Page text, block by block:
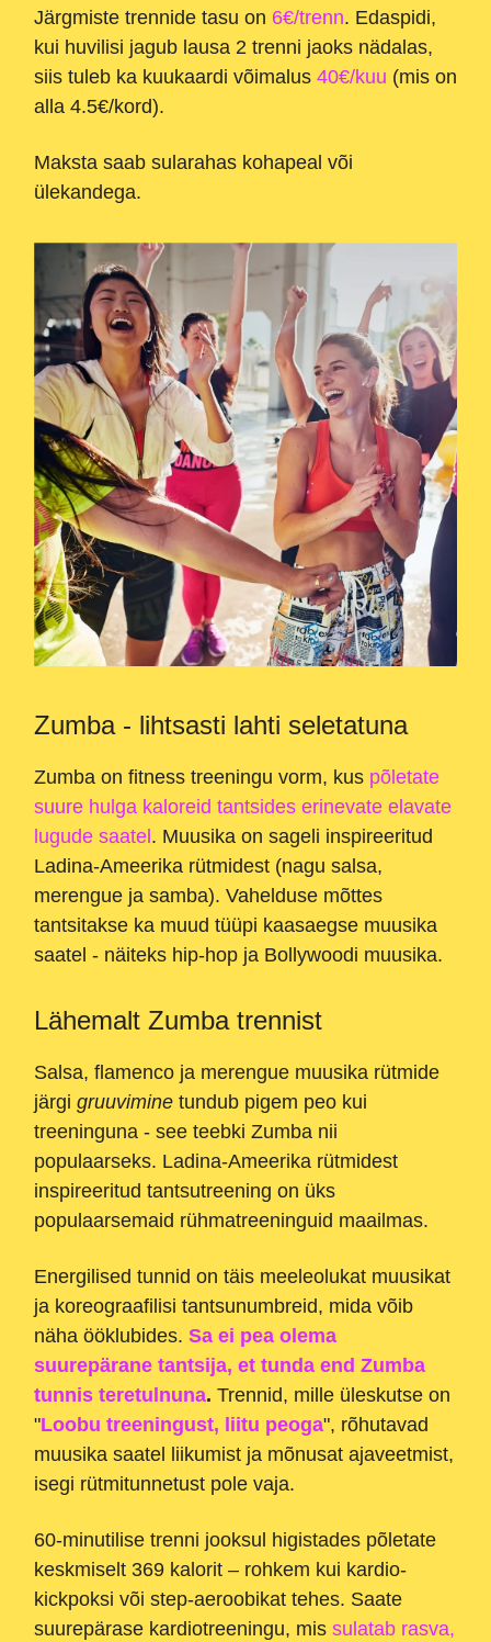
Järgmiste trennide tasu on 6€/trenn. Edaspidi,
kui huvilisi jagub lausa 2 trenni jaoks nädalas,
siis tuleb ka kuukaardi võimalus 40€/kuu (mis on
alla 4.5€/kord).
Maksta saab sularahas kohapeal või
ülekandega.
Zumba - lihtsasti lahti seletatuna
Zumba on fitness treeningu vorm, kus põletate
suure hulga kaloreid tantsides erinevate elavate
lugude saatel . Muusika on sageli inspireeritud
Ladina-Ameerika rütmidest (nagu salsa,
merengue ja samba). Vahelduse mõttes
tantsitakse ka muud tüüpi kaasaegse muusika
saatel - näiteks hip-hop ja Bollywoodi muusika.
Lähemalt Zumba trennist
Salsa, flamenco ja merengue muusika rütmide
järgi gruuvimine tundub pigem peo kui
treeninguna - see teebki Zumba nii
populaarseks. Ladina-Ameerika rütmidest
inspireeritud tantsutreening on üks
populaarsemaid rühmatreeninguid maailmas.
Energilised tunnid on täis meeleolukat muusikat
ja koreograafilisi tantsunumbreid, mida võib
näha ööklubides. Sa ei pea olema
suurepärane tantsija, et tunda end Zumba
tunnis teretulnuna. Trennid, mille üleskutse on
"Loobu treeningust, liitu peoga", rõhutavad
muusika saatel liikumist ja mõnusat ajaveetmist,
isegi rütmitunnetust pole vaja.
60-minutilise trenni jooksul higistades põletate
keskmiselt 369 kalorit – rohkem kui kardio-
kickpoksi või step-aeroobikat tehes. Saate
suurepärase kardiotreeningu, mis sulatab rasva,